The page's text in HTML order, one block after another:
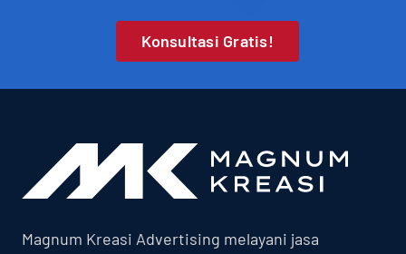
Konsultasi Gratis!
Magnum Kreasi Advertising melayani jasa